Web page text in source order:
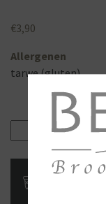
€3,90
Allergenen
tarwe (gluten)
Uien
Kruier,
thuis